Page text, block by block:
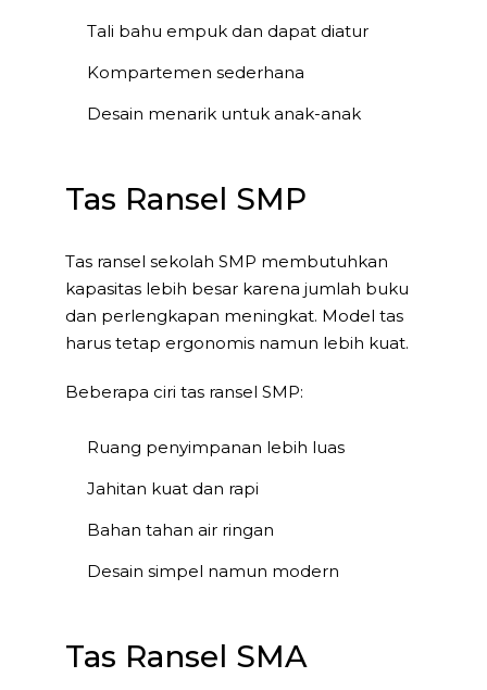
Tali bahu empuk dan dapat diatur
Kompartemen sederhana
Desain menarik untuk anak-anak
Tas Ransel SMP
Tas ransel sekolah SMP membutuhkan
kapasitas lebih besar karena jumlah buku
dan perlengkapan meningkat. Model tas
harus tetap ergonomis namun lebih kuat.
Beberapa ciri tas ransel SMP:
Ruang penyimpanan lebih luas
Jahitan kuat dan rapi
Bahan tahan air ringan
Desain simpel namun modern
Tas Ransel SMA